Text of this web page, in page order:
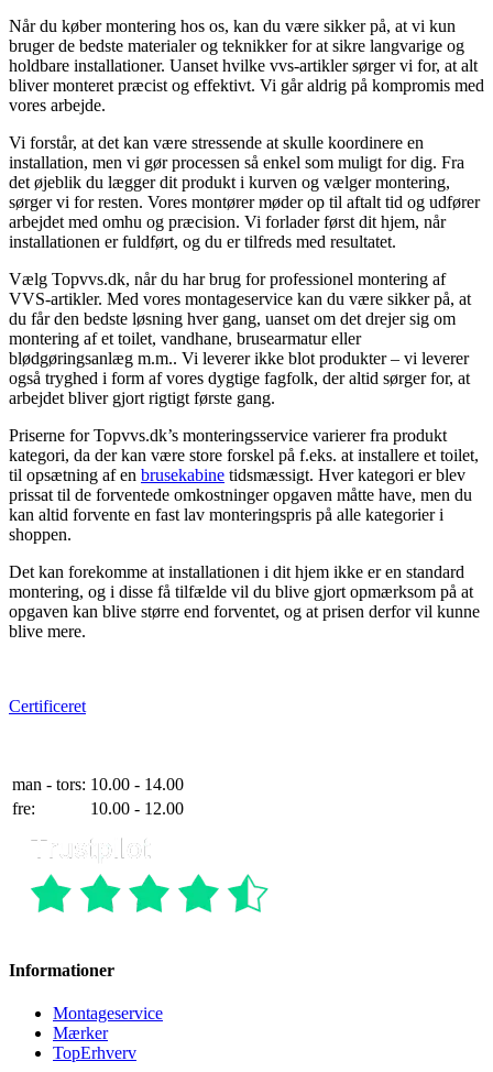
Når du køber montering hos os, kan du være sikker på, at vi kun
bruger de bedste materialer og teknikker for at sikre langvarige og
holdbare installationer. Uanset hvilke vvs-artikler sørger vi for, at alt
bliver monteret præcist og effektivt. Vi går aldrig på kompromis med
vores arbejde.
Vi forstår, at det kan være stressende at skulle koordinere en
installation, men vi gør processen så enkel som muligt for dig. Fra
det øjeblik du lægger dit produkt i kurven og vælger montering,
sørger vi for resten. Vores montører møder op til aftalt tid og udfører
arbejdet med omhu og præcision. Vi forlader først dit hjem, når
installationen er fuldført, og du er tilfreds med resultatet.
Vælg Topvvs.dk, når du har brug for professionel montering af
VVS-artikler. Med vores montageservice kan du være sikker på, at
du får den bedste løsning hver gang, uanset om det drejer sig om
montering af et toilet, vandhane, brusearmatur eller
blødgøringsanlæg m.m.. Vi leverer ikke blot produkter – vi leverer
også tryghed i form af vores dygtige fagfolk, der altid sørger for, at
arbejdet bliver gjort rigtigt første gang.
Priserne for Topvvs.dk’s monteringsservice varierer fra produkt
kategori, da der kan være store forskel på f.eks. at installere et toilet,
til opsætning af en brusekabine tidsmæssigt. Hver kategori er blev
prissat til de forventede omkostninger opgaven måtte have, men du
kan altid forvente en fast lav monteringspris på alle kategorier i
shoppen.
Det kan forekomme at installationen i dit hjem ikke er en standard
montering, og i disse få tilfælde vil du blive gjort opmærksom på at
opgaven kan blive større end forventet, og at prisen derfor vil kunne
blive mere.
Certificeret
man - tors: 10.00 - 14.00
fre:
10.00 - 12.00
Informationer
Montageservice
Mærker
TopErhverv